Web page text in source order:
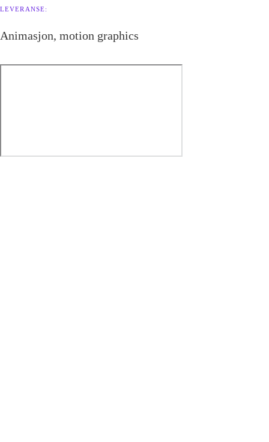
LEVERANSE:
Animasjon, motion graphics